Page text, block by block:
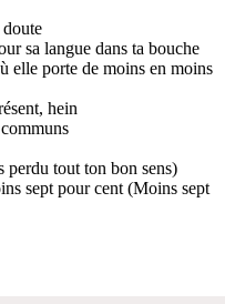
sa langue dans ta bouche
elle porte de moins en moins
hein
perdu tout ton bon sens)
sept pour cent (Moins sept